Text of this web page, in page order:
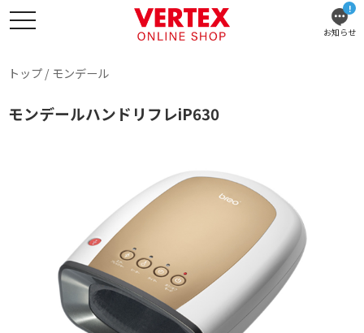
!
お知らせ
トップ / モンデール
モンデールハンドリフレiP630